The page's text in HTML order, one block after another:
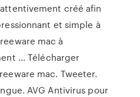
créé afin
et simple à
mac à
... Télécharger
mac. Tweeter.
AVG Antivirus pour